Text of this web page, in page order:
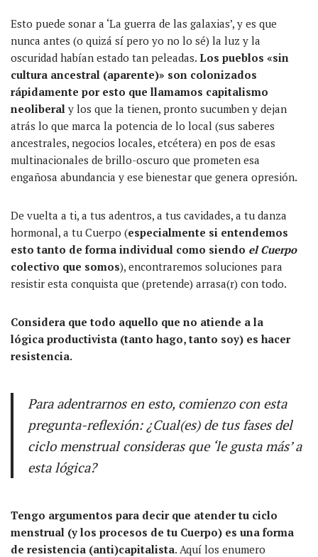
Esto puede sonar a ‘La guerra de las galaxias’, y es que
nunca antes (o quizá sí pero yo no lo sé) la luz y la
oscuridad habían estado tan peleadas. Los pueblos «sin
cultura ancestral (aparente)» son colonizados
rápidamente por esto que llamamos capitalismo
neoliberal y los que la tienen, pronto sucumben y dejan
atrás lo que marca la potencia de lo local (sus saberes
ancestrales, negocios locales, etcétera) en pos de esas
multinacionales de brillo-oscuro que prometen esa
engañosa abundancia y ese bienestar que genera opresión.
De vuelta a ti, a tus adentros, a tus cavidades, a tu danza
hormonal, a tu Cuerpo (especialmente si entendemos
esto tanto de forma individual como siendo el Cuerpo
colectivo que somos), encontraremos soluciones para
resistir esta conquista que (pretende) arrasa(r) con todo.
Considera que todo aquello que no atiende a la
lógica productivista (tanto hago, tanto soy) es hacer
resistencia.
Para adentrarnos en esto, comienzo con esta
pregunta-reflexión: ¿Cual(es) de tus fases del
ciclo menstrual consideras que ‘le gusta más’ a
esta lógica?
Tengo argumentos para decir que atender tu ciclo
menstrual (y los procesos de tu Cuerpo) es una forma
de resistencia (anti)capitalista. Aquí los enumero